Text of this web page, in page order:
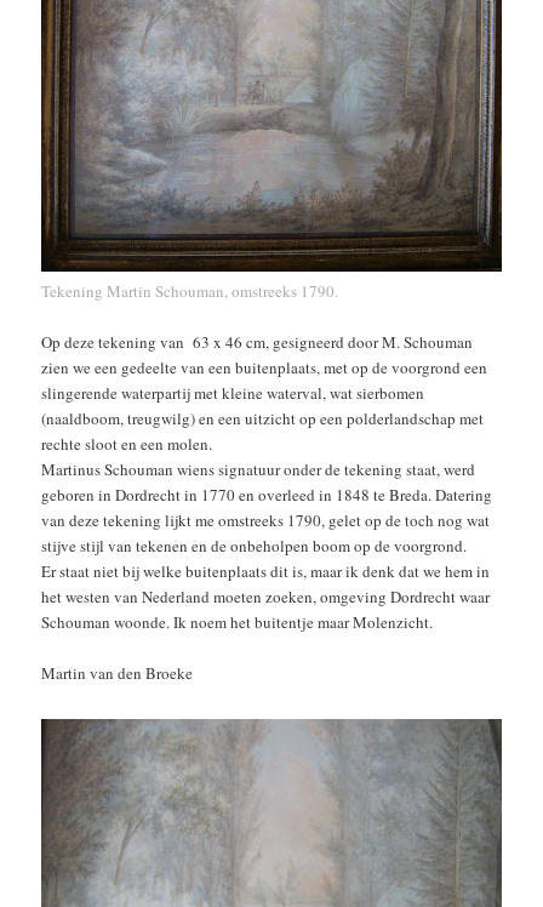
Tekening Martin Schouman, omstreeks 1790.
Op deze tekening van 63 x 46 cm, gesigneerd door M. Schouman
zien we een gedeelte van een buitenplaats, met op de voorgrond een
slingerende waterpartij met kleine waterval, wat sierbomen
(naaldboom, treugwilg) en een uitzicht op een polderlandschap met
rechte sloot en een molen.
Martinus Schouman wiens signatuur onder de tekening staat, werd
geboren in Dordrecht in 1770 en overleed in 1848 te Breda. Datering
van deze tekening lijkt me omstreeks 1790, gelet op de toch nog wat
stijve stijl van tekenen en de onbeholpen boom op de voorgrond.
Er staat niet bij welke buitenplaats dit is, maar ik denk dat we hem in
het westen van Nederland moeten zoeken, omgeving Dordrecht waar
Schouman woonde. Ik noem het buitentje maar Molenzicht.
Martin van den Broeke